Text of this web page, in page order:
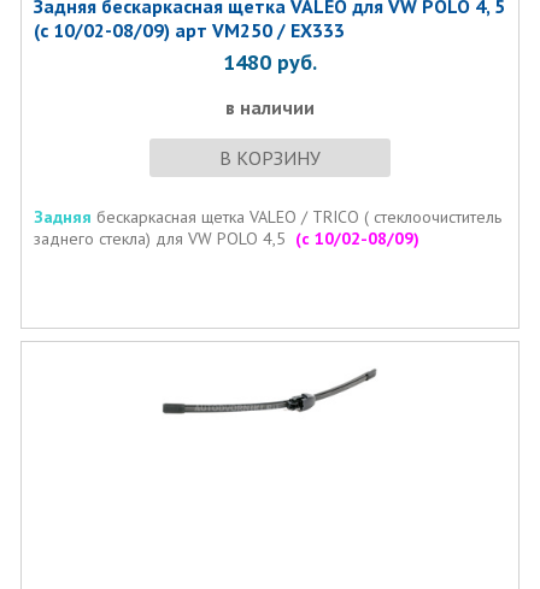
Задняя бескаркасная щетка VALEO для VW POLO 4, 5
(c 10/02-08/09) арт VM250 / EX333
1480 руб.
в наличии
В КОРЗИНУ
Задняя бескаркасная щетка VALEO / TRICO ( стеклоочиститель
заднего стекла) для VW POLO 4,5 (c 10/02-08/09)